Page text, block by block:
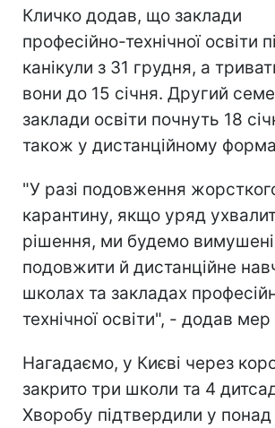
Кличко додав, що заклади
професійно-технічної освіти
канікули з 31 грудня, а
вони до 15 січня. Другий
заклади освіти почнуть 18
також у дистанційному
"У разі подовження
карантину, якщо уряд
рішення, ми будемо вимушені
подовжити й дистанційне
школах та закладах
технічної освіти", - додав мер
Нагадаємо, у Києві через
закрито три школи та 4
Хворобу підтвердили у